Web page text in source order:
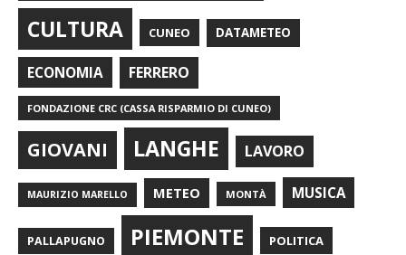
CULTURA CUNEO DATAMETEO
ECONOMIA FERRERO
FONDAZIONE CRC (CASSA RISPARMIO DI CUNEO)
GIOVANI LANGHE LAVORO
MAURIZIO MARELLO METEO MONTÀ MUSICA
PALLAPUGNO PIEMONTE POLITICA